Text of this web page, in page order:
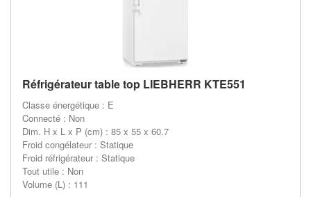
Réfrigérateur table top LIEBHERR KTE551
Classe énergétique : E
Connecté : Non
Dim. H x L x P (cm) : 85 x 55 x 60.7
Froid congélateur : Statique
Froid réfrigérateur : Statique
Tout utile : Non
Volume (L) : 111